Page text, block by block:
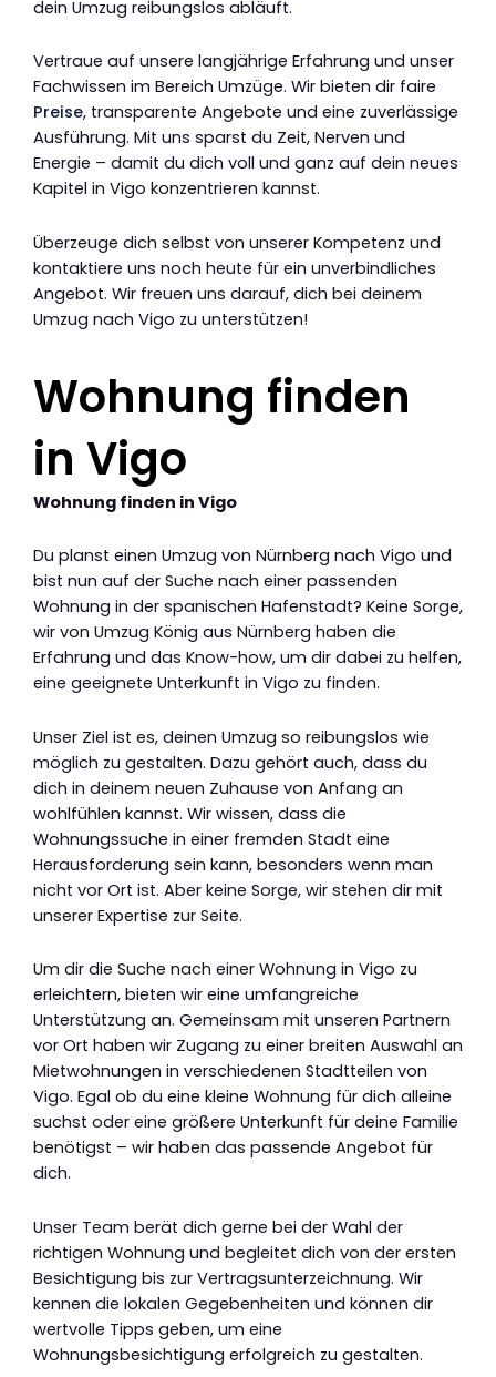
dein Umzug reibungslos abläuft.
Vertraue auf unsere langjährige Erfahrung und unser
Fachwissen im Bereich Umzüge. Wir bieten dir faire
Preise, transparente Angebote und eine zuverlässige
Ausführung. Mit uns sparst du Zeit, Nerven und
Energie – damit du dich voll und ganz auf dein neues
Kapitel in Vigo konzentrieren kannst.
Überzeuge dich selbst von unserer Kompetenz und
kontaktiere uns noch heute für ein unverbindliches
Angebot. Wir freuen uns darauf, dich bei deinem
Umzug nach Vigo zu unterstützen!
Wohnung finden
in Vigo
Wohnung finden in Vigo
Du planst einen Umzug von Nürnberg nach Vigo und
bist nun auf der Suche nach einer passenden
Wohnung in der spanischen Hafenstadt? Keine Sorge,
wir von Umzug König aus Nürnberg haben die
Erfahrung und das Know-how, um dir dabei zu helfen,
eine geeignete Unterkunft in Vigo zu finden.
Unser Ziel ist es, deinen Umzug so reibungslos wie
möglich zu gestalten. Dazu gehört auch, dass du
dich in deinem neuen Zuhause von Anfang an
wohlfühlen kannst. Wir wissen, dass die
Wohnungssuche in einer fremden Stadt eine
Herausforderung sein kann, besonders wenn man
nicht vor Ort ist. Aber keine Sorge, wir stehen dir mit
unserer Expertise zur Seite.
Um dir die Suche nach einer Wohnung in Vigo zu
erleichtern, bieten wir eine umfangreiche
Unterstützung an. Gemeinsam mit unseren Partnern
vor Ort haben wir Zugang zu einer breiten Auswahl an
Mietwohnungen in verschiedenen Stadtteilen von
Vigo. Egal ob du eine kleine Wohnung für dich alleine
suchst oder eine größere Unterkunft für deine Familie
benötigst – wir haben das passende Angebot für
dich.
Unser Team berät dich gerne bei der Wahl der
richtigen Wohnung und begleitet dich von der ersten
Besichtigung bis zur Vertragsunterzeichnung. Wir
kennen die lokalen Gegebenheiten und können dir
wertvolle Tipps geben, um eine
Wohnungsbesichtigung erfolgreich zu gestalten.